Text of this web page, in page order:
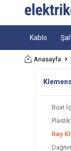
Kablo
Anasayfa
Buat
Plastik
Ray